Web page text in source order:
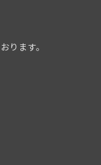
ります。